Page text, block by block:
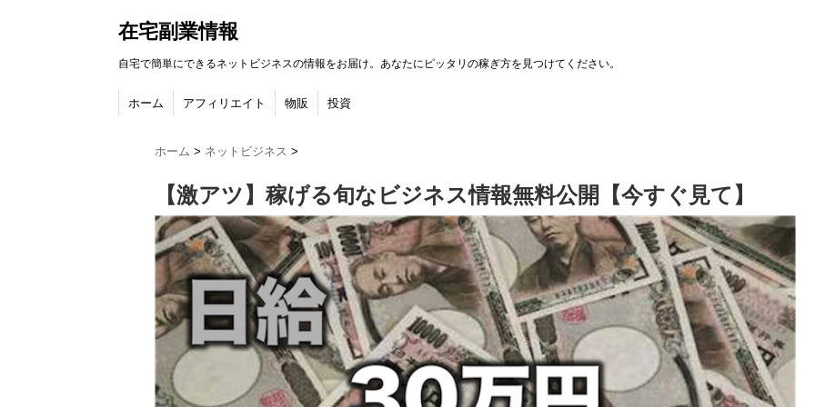
在宅副業情報
自宅で簡単にできるネットビジネスの情報をお届け。あなたにピッタリの稼ぎ方を見つけてください。
ホーム アフィリエイト 物販 投資
ホーム > ネットビジネス >
【激アツ】稼げる旬なビジネス情報無料公開【今すぐ見て】